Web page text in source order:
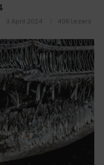
3 April 2024 406 Lezers